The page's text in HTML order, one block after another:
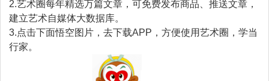
2.艺术圈每年精选万篇文章，可免费发布商品、推送文章，
建立艺术自媒体大数据库。
3.点击下面悟空图片，去下载APP，方便使用艺术圈，学当
行家。